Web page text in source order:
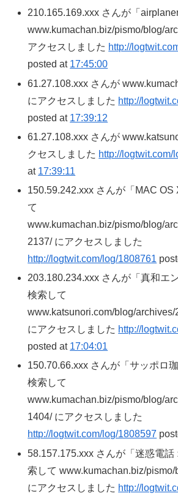
210.165.169.xxx さんが「
www.kumachan.biz/pismo/blog/
アクセスしました http://
posted at 17:45:00
61.27.108.xxx さんが
にアクセスしました http://
posted at 17:39:12
61.27.108.xxx さんが
クセスしました http://logtwit.com/
at 17:39:11
150.59.242.xxx さんが「MAC OS
て
www.kumachan.biz/pismo/blog/
2137/ にアクセスしました
http://logtwit.com/log/1808761
203.180.234.xxx さんが「真和エ
検索して
www.katsunori.com/blog/
にアクセスしました http://
posted at 17:04:01
150.70.66.xxx さんが「サッポロ
検索して
www.kumachan.biz/pismo/blog/
1404/ にアクセスしました
http://logtwit.com/log/1808597
58.157.175.xxx さんが「迷惑電話
索して www.kumachan.biz/
にアクセスしました http://